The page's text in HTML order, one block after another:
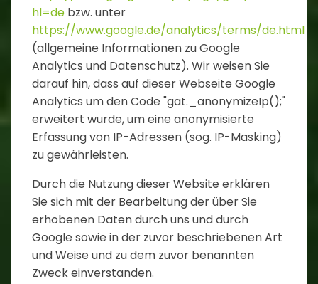
hl=de bzw. unter
https://www.google.de/analytics/terms/de.html
(allgemeine Informationen zu Google
Analytics und Datenschutz). Wir weisen Sie
darauf hin, dass auf dieser Webseite Google
Analytics um den Code "gat._anonymizeIp();"
erweitert wurde, um eine anonymisierte
Erfassung von IP-Adressen (sog. IP-Masking)
zu gewährleisten.
Durch die Nutzung dieser Website erklären
Sie sich mit der Bearbeitung der über Sie
erhobenen Daten durch uns und durch
Google sowie in der zuvor beschriebenen Art
und Weise und zu dem zuvor benannten
Zweck einverstanden.